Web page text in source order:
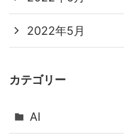
2022年5月
カテゴリー
AI